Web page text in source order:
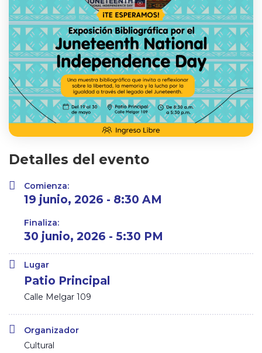
Detalles del evento
Comienza:
19 junio, 2026 - 8:30 AM
Finaliza:
30 junio, 2026 - 5:30 PM
Lugar
Patio Principal
Calle Melgar 109
Organizador
Cultural